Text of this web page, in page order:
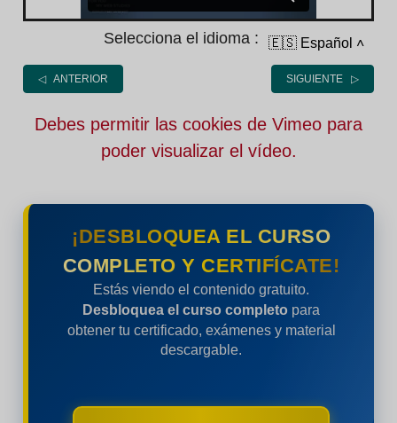
Selecciona el idioma : 🇪🇸 Español ˄
◁ ANTERIOR SIGUIENTE ▷
Debes permitir las cookies de Vimeo para
poder visualizar el vídeo.
¡DESBLOQUEA EL CURSO
COMPLETO Y CERTIFÍCATE!
Estás viendo el contenido gratuito.
Desbloquea el curso completo para
obtener tu certificado, exámenes y material
descargable.